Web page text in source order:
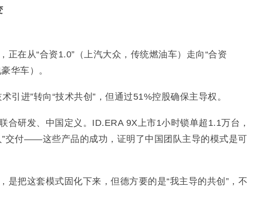
正在从“合资1.0”（上汽大众，传统燃油车）走向“合资
华车）。
引进”转向“技术共创”，但通过51%控股确保主导权。
合研发、中国定义。ID.ERA 9X上市1小时锁单超1.1万台，
”交付——这些产品的成功，证明了中国团队主导的模式是可
是把这套模式固化下来，但德方要的是“我主导的共创”，不